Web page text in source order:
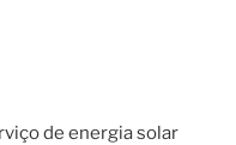
de energia solar